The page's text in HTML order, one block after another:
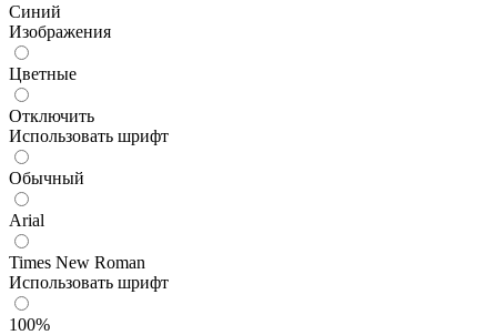
Синий
Изображения
Цветные
Отключить
Использовать шрифт
Обычный
Arial
Times New Roman
Использовать шрифт
100%